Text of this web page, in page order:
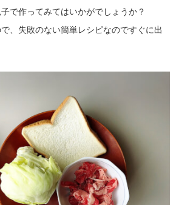
で作ってみてはいかがでしょうか？
、失敗のない簡単レシピなのですぐに出